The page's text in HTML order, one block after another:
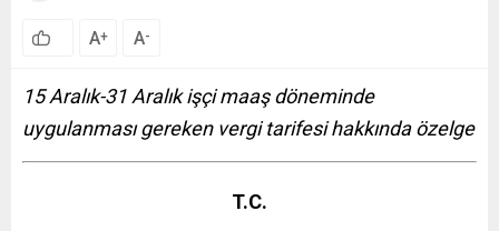
A+ A-
15 Aralık-31 Aralık işçi maaş döneminde
uygulanması gereken vergi tarifesi hakkında özelge
T.C.